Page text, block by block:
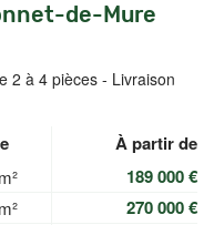
de-Mure
2 à 4 pièces - Livraison
À partir de
189 000 €
270 000 €